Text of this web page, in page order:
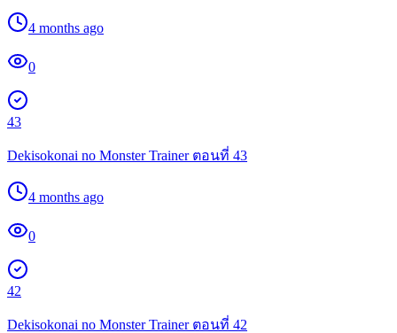
4 months ago
0
43
Dekisokonai no Monster Trainer ตอนที่ 43
4 months ago
0
42
Dekisokonai no Monster Trainer ตอนที่ 42